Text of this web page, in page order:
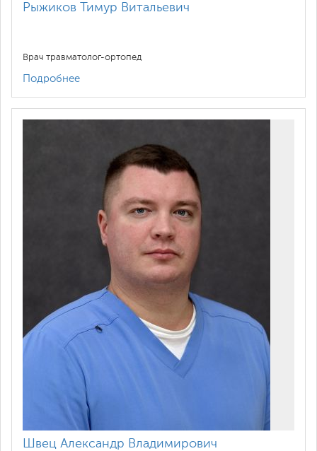
Рыжиков Тимур Витальевич
Врач травматолог-ортопед
Подробнее
Швец Александр Владимирович